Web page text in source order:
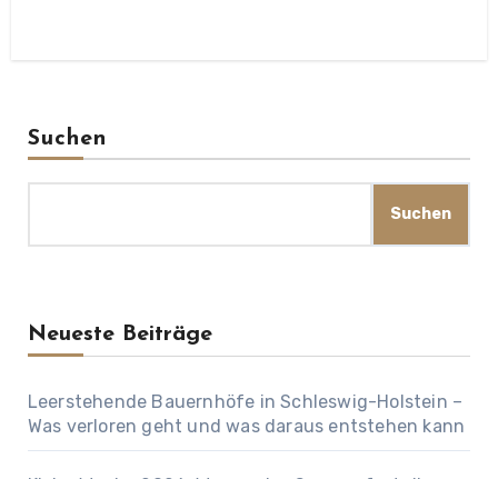
Suchen
Suchen
Neueste Beiträge
Leerstehende Bauernhöfe in Schleswig-Holstein –
Was verloren geht und was daraus entstehen kann